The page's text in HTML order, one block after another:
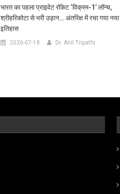
भारत का पहला प्राइवेट रॉकेट ‘विक्रम-1’ लॉन्च,
श्रीहरिकोटा से भरी उड़ान… अंतरिक्ष में रचा गया नया
इतिहास
2026-07-18 Dr. Anil Tripathi